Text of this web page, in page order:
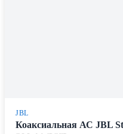
JBL
Коаксиальная АС JBL